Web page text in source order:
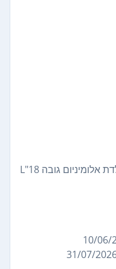
אופני הרים TREK חישוקים "26 שלדת אלומיניום גובה L"18